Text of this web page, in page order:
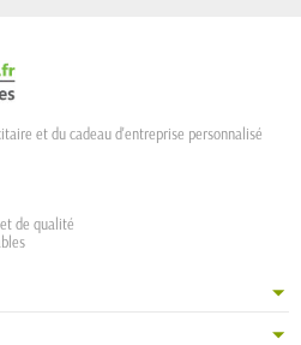
et du cadeau d'entreprise personnalisé
de qualité